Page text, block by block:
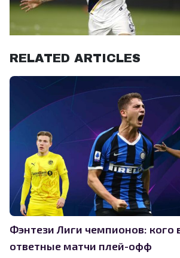
RELATED ARTICLES
Фэнтези Лиги чемпионов: кого
ответные матчи плей-офф